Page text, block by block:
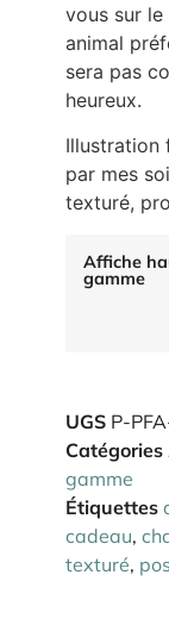
vous sur
animal
sera pas
heureux.
Illustration
par mes
texturé,
Affiche
gamme
UGS P-
Catégories
gamme
Étiquettes
cadeau,
texturé,